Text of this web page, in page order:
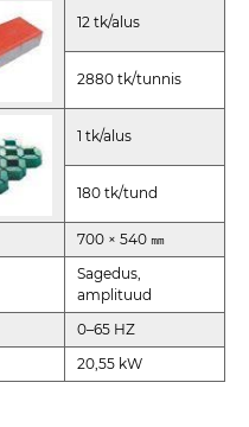
12 tk/alus
2880 tk/tunnis
1 tk/alus
180 tk/tund
700 × 540 ㎜
Sagedus,
amplituud
0–65 HZ
20,55 kW